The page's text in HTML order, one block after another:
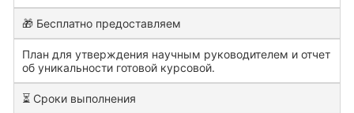
🎁 Бесплатно предоставляем
План для утверждения научным руководителем и отчет
об уникальности готовой курсовой.
⏳ Сроки выполнения